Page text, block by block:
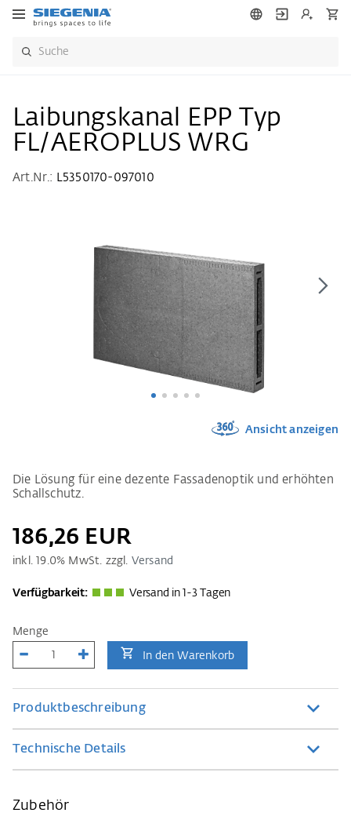
Laibungskanal EPP Typ
FL/AEROPLUS WRG
Art.Nr.: L5350170-097010
Ansicht anzeigen
Die Lösung für eine dezente Fassadenoptik und erhöhten
Schallschutz.
186,26 EUR
inkl. 19.0% MwSt. zzgl. Versand
Verfügbarkeit: Versand in 1-3 Tagen
Menge
In den Warenkorb
Produktbeschreibung
Technische Details
Zubehör